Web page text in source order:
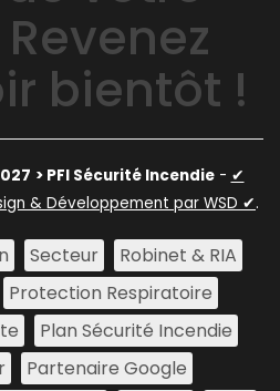
bientôt !
> PFI Sécurité Incendie- ✔
& Développement par WSD ✔.
Secteur
Robinet & RIA
Protection Respiratoire
Plan Sécurité Incendie
Partenaire Google